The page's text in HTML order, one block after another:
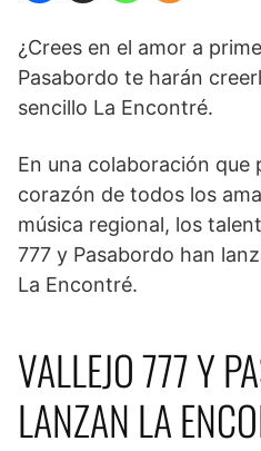
¿Crees en el amor a
Pasabordo te harán
sencillo La Encontré.
En una colaboración que
corazón de todos los
música regional, los
777 y Pasabordo han
La Encontré.
VALLEJO 777 Y
LANZAN LA